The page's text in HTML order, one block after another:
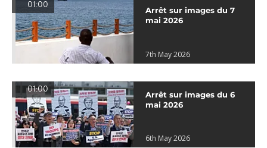
01:00
Arrêt sur images du 7
mai 2026
7th May 2026
01:00
Arrêt sur images du 6
mai 2026
6th May 2026